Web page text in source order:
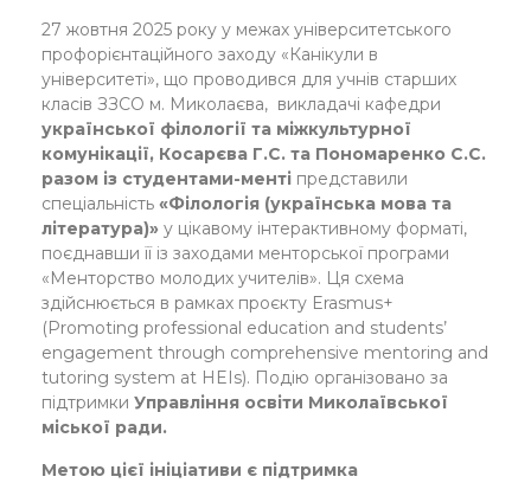
27 жовтня 2025 року у межах університетського
профорієнтаційного заходу «Канікули в
університеті», що проводився для учнів старших
класів ЗЗСО м. Миколаєва, викладачі кафедри
української філології та міжкультурної
комунікації, Косарєва Г.С. та Пономаренко С.С.
разом із студентами-менті представили
спеціальність «Філологія (українська мова та
література)» у цікавому інтерактивному форматі,
поєднавши її із заходами менторської програми
«Менторство молодих учителів». Ця схема
здійснюється в рамках проєкту Erasmus+
(Promoting professional education and students’
engagement through comprehensive mentoring and
tutoring system at HEIs). Подію організовано за
підтримки Управління освіти Миколаївської
міської ради.
Метою цієї ініціативи є підтримка